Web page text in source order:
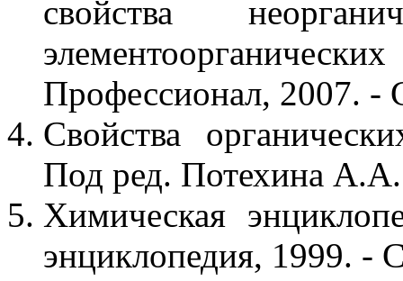
свойства
Профессионал, 2007. -
Свойства
Под ред. Потехина
Химическая
энциклопедия, 1999. -